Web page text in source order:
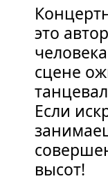
это
сцене
Если
высот!